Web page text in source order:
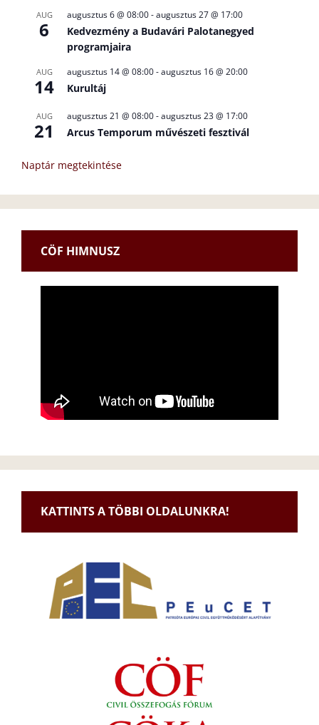
AUG
6
augusztus 6 @ 08:00-augusztus 27 @ 17:00
Kedvezmény a Budavári Palotanegyed
programjaira
AUG
14
augusztus 14 @ 08:00-augusztus 16 @ 20:00
Kurultáj
AUG
21
augusztus 21 @ 08:00-augusztus 23 @ 17:00
Arcus Temporum művészeti fesztivál
Naptár megtekintése
CÖF HIMNUSZ
KATTINTS A TÖBBI OLDALUNKRA!